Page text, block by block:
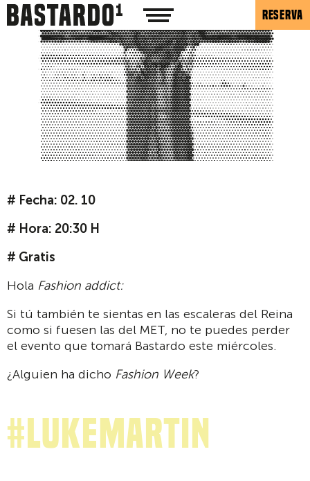
RESERVA
# Fecha: 02. 10
# Hora: 20:30 H
# Gratis
Hola Fashion addict:
Si tú también te sientas en las escaleras del Reina
como si fuesen las del MET, no te puedes perder
el evento que tomará Bastardo este miércoles.
¿Alguien ha dicho Fashion Week?
#LukeMartin